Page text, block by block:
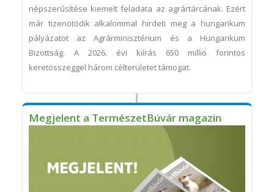
népszerűsítése kiemelt feladata az agrártárcának. Ezért
már tizenötödik alkalommal hirdeti meg a hungarikum
pályázatot az Agrárminisztérium és a Hungarikum
Bizottság. A 2026. évi kiírás 650 millió forintos
keretösszeggel három célterületet támogat.
Megjelent a TermészetBúvár magazin